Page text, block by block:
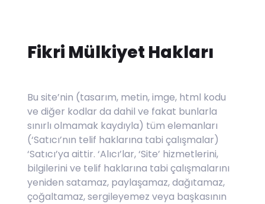
Fikri Mülkiyet Hakları
Bu site’nin (tasarım, metin, imge, html kodu
ve diğer kodlar da dahil ve fakat bunlarla
sınırlı olmamak kaydıyla) tüm elemanları
(‘Satıcı’nın telif haklarına tabi çalışmalar)
‘Satıcı’ya aittir. ‘Alıcı’lar, ‘Site’ hizmetlerini,
bilgilerini ve telif haklarına tabi çalışmalarını
yeniden satamaz, paylaşamaz, dağıtamaz,
çoğaltamaz, sergileyemez veya başkasının